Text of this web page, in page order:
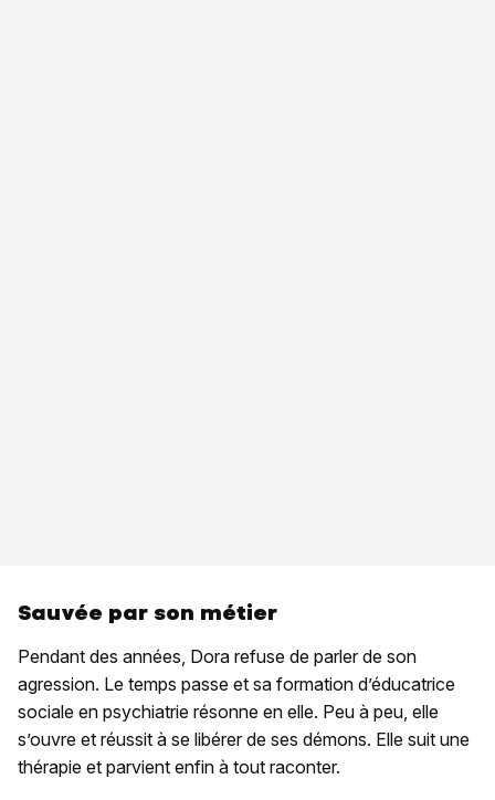
Sauvée par son métier
Pendant des années, Dora refuse de parler de son
agression. Le temps passe et sa formation d’éducatrice
sociale en psychiatrie résonne en elle. Peu à peu, elle
s’ouvre et réussit à se libérer de ses démons. Elle suit une
thérapie et parvient enfin à tout raconter.